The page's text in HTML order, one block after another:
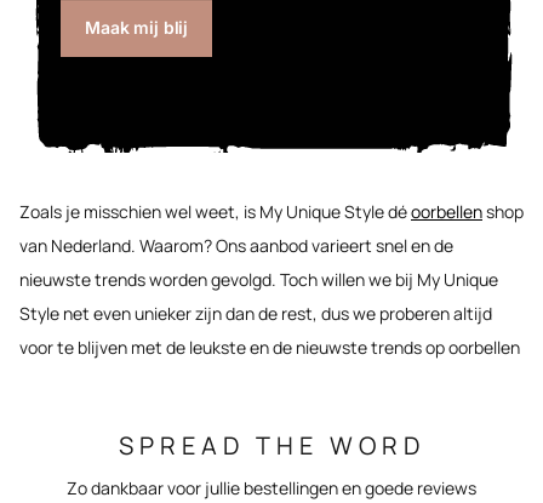
Maak mij blij
Zoals je misschien wel weet, is My Unique Style déoorbellenshop
van Nederland. Waarom? Ons aanbod varieert snel en de
nieuwste trends worden gevolgd. Toch willen we bij My Unique
Style net even unieker zijn dan de rest, dus we proberen altijd
voor te blijven met de leukste en de nieuwste trends op oorbellen
zijn op het moment de meest gekochte oorbellen.
SPREAD THE WORD
Zo dankbaar voor jullie bestellingen en goede reviews